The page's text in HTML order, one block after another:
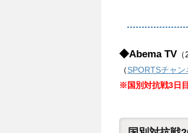
◆Abema TV
（SPORTSチャン
※国別対抗戦3日